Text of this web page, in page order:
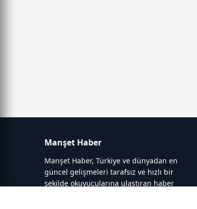
Manşet Haber
Manşet Haber, Türkiye ve dünyadan en
güncel gelişmeleri tarafsız ve hızlı bir
şekilde okuyucularına ulaştıran haber